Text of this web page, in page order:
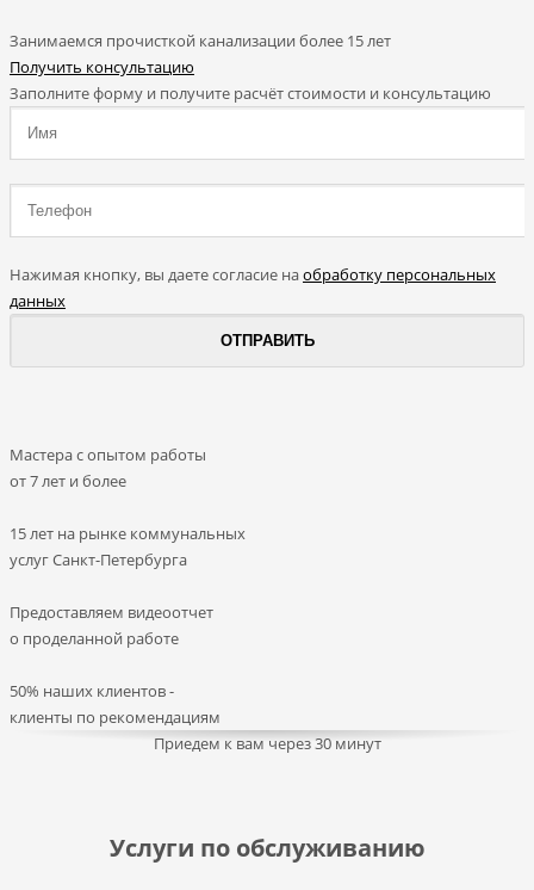
Занимаемся прочисткой канализации более 15 лет
Получить консультацию
Заполните форму и получите расчёт стоимости и консультацию
Нажимая кнопку, вы даете согласие наобработку персональных
данных
Мастера с опытом работы
от 7 лет и более
15 лет на рынке коммунальных
услуг Санкт-Петербурга
Предоставляем видеоотчет
о проделанной работе
50% наших клиентов -
клиенты по рекомендациям
Приедем к вам через 30 минут
Услуги по обслуживанию